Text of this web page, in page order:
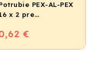
PEX-AL-PEX
x 2 pre
kúrenie a
€